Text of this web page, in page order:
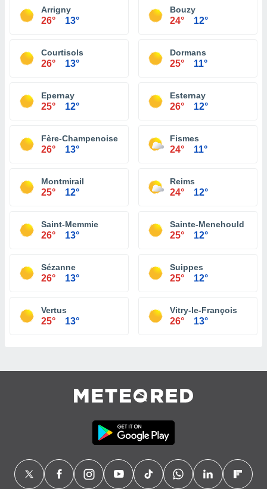
Arrigny
26° 13°
Bouzy
24° 12°
Courtisols
26° 13°
Dormans
25° 11°
Epernay
25° 12°
Esternay
26° 12°
Fère-Champenoise
26° 13°
Fismes
24° 11°
Montmirail
25° 12°
Reims
24° 12°
Saint-Memmie
26° 13°
Sainte-Menehould
25° 12°
Sézanne
26° 13°
Suippes
25° 12°
Vertus
25° 13°
Vitry-le-François
26° 13°